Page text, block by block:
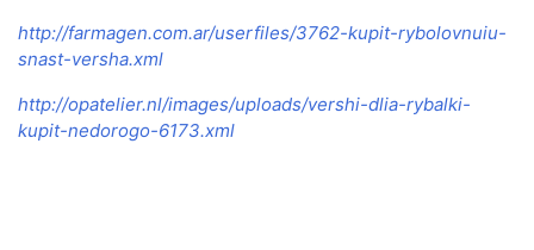
http://farmagen.com.ar/userfiles/3762-kupit-rybolovnuiu-
snast-versha.xml
http://opatelier.nl/images/uploads/vershi-dlia-rybalki-
kupit-nedorogo-6173.xml